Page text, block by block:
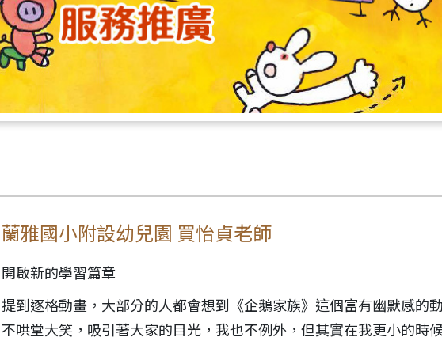
蘭雅國小附設幼兒園 買怡貞老師
開啟新的學習篇章
提到逐格動畫，大部分的人都會想到《企鵝家族》這個富有幽默感的
不哄堂大笑，吸引著大家的目光，我也不例外，但其實在我更小的時